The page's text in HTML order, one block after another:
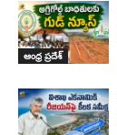
ఆంధ్ర ప్రదేశ్